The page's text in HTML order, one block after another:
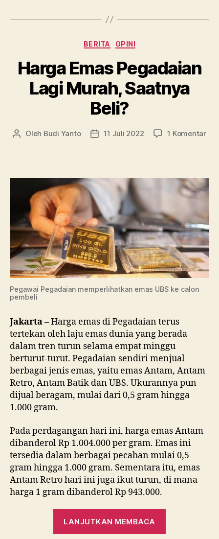
Pegadaian”
Kategori
BERITA OPINI
Harga Emas Pegadaian
Lagi Murah, Saatnya
Beli?
Penulis
Oleh Budi Yanto
Tanggal
11 Juli 2022 1 Komentar
Pegawai Pegadaian memperlihatkan emas UBS ke calon
pembeli
Jakarta– Harga emas di Pegadaian terus
tertekan oleh laju emas dunia yang berada
dalam tren turun selama empat minggu
berturut-turut. Pegadaian sendiri menjual
berbagai jenis emas, yaitu emas Antam, Antam
Retro, Antam Batik dan UBS. Ukurannya pun
dijual beragam, mulai dari 0,5 gram hingga
1.000 gram.
Pada perdagangan hari ini, harga emas Antam
dibanderol Rp 1.004.000 per gram. Emas ini
tersedia dalam berbagai pecahan mulai 0,5
gram hingga 1.000 gram. Sementara itu, emas
Antam Retro hari ini juga ikut turun, di mana
harga 1 gram dibanderol Rp 943.000.
LANJUTKAN MEMBACA